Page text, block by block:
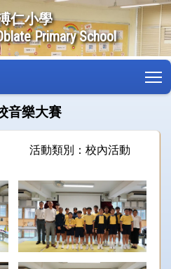
仁小學
Primary School
音樂大賽
活動類別：校內活動